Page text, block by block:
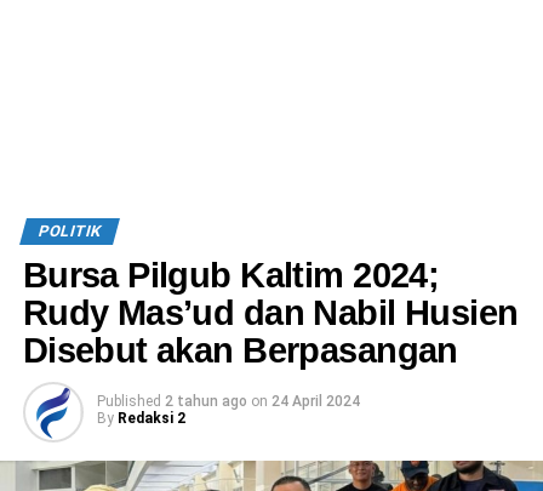
POLITIK
Bursa Pilgub Kaltim 2024;
Rudy Mas’ud dan Nabil Husien
Disebut akan Berpasangan
Published 2 tahun ago on 24 April 2024
By Redaksi 2